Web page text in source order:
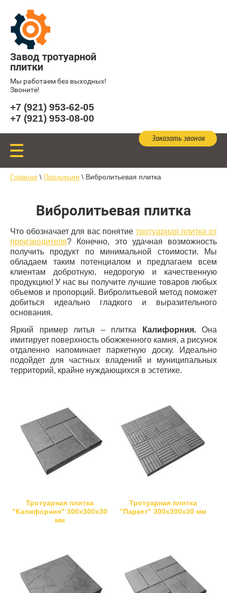
Завод тротуарной
плитки
Мы работаем без выходных!
Звоните!
Заказать звонок
+7 (921) 953-62-05
+7 (921) 953-08-00
Главная \ Продукция \ Вибролитьевая плитка
Вибролитьевая плитка
Что обозначает для вас понятие тротуарная плитка от
производителя? Конечно, это удачная возможность
получить продукт по минимальной стоимости. Мы
обладаем таким потенциалом и предлагаем всем
клиентам добротную, недорогую и качественную
продукцию! У нас вы получите лучшие товаров любых
объемов и пропорций. Вибролитьевой метод поможет
добиться идеально гладкого и выразительного
основания.
Яркий пример литья – плитка
Калифорния.Она
имитирует поверхность обожженного камня, а рисунок
отдаленно напоминает паркетную доску. Идеально
подойдет для частных владений и муниципальных
территорий, крайне нуждающихся в эстетике.
Тротуарная плитка
"Калифорния" 300х300х30
мм
Тротуарная плитка
"Паркет" 300х300х30 мм